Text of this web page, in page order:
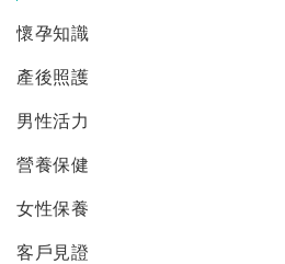
懷孕知識
產後照護
男性活力
營養保健
女性保養
客戶見證